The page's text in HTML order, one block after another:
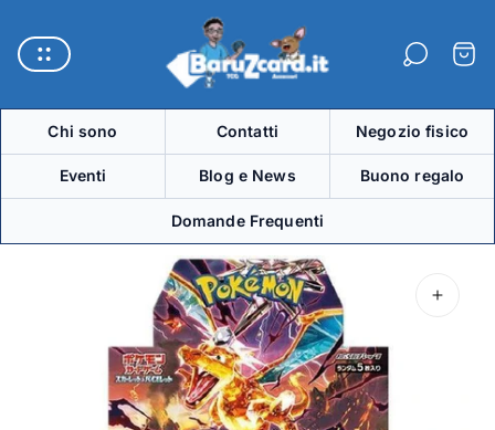
del
negozio"
Chi sono Contatti Negozio fisico
Eventi Blog e News Buono regalo
Domande Frequenti